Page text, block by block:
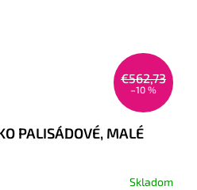
€562,73
–10 %
PALISÁDOVÉ, MALÉ
Skladom